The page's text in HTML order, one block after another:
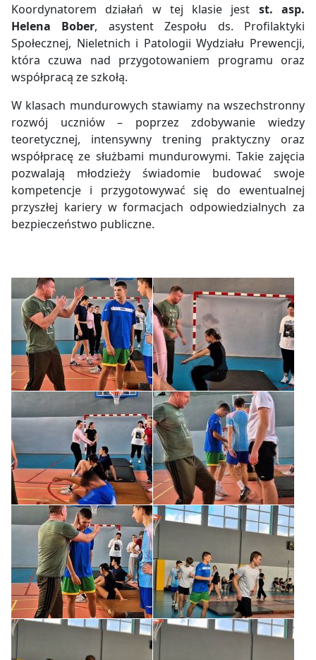
Koordynatorem działań w tej klasie jest st. asp.
Helena Bober, asystent Zespołu ds. Profilaktyki
Społecznej, Nieletnich i Patologii Wydziału Prewencji,
która czuwa nad przygotowaniem programu oraz
współpracą ze szkołą.
W klasach mundurowych stawiamy na wszechstronny
rozwój uczniów – poprzez zdobywanie wiedzy
teoretycznej, intensywny trening praktyczny oraz
współpracę ze służbami mundurowymi. Takie zajęcia
pozwalają młodzieży świadomie budować swoje
kompetencje i przygotowywać się do ewentualnej
przyszłej kariery w formacjach odpowiedzialnych za
bezpieczeństwo publiczne.